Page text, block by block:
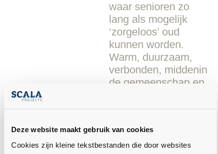
Deze website maakt gebruik van cookies
Cookies zijn kleine tekstbestanden die door websites
waar senioren zo
lang als mogelijk
‘zorgeloos’ oud
kunnen worden.
Warm, duurzaam,
verbonden, middenin
de gemeenschap en
intensievere
gezondheid van de
bewoner daar om